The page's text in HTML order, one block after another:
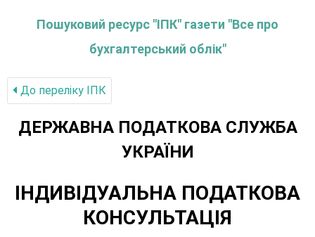
Пошуковий ресурс "ІПК" газети "Все про
бухгалтерський облік"
До переліку IПК
ДЕРЖАВНА ПОДАТКОВА СЛУЖБА
УКРАЇНИ
ІНДИВІДУАЛЬНА ПОДАТКОВА
КОНСУЛЬТАЦІЯ